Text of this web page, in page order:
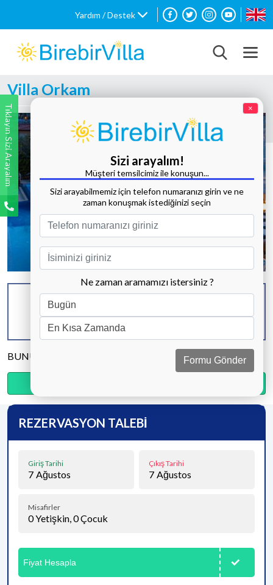
Yardım / Destek
Villa Orkam
Tüm Fotoğrafları Göster
KAPASİTE
12 KİŞİ
BANYO & WC
6 ADET
YATAK ODASI
BUNU PAYLAŞ
REZERVASYON TALEBİ
Giriş Tarihi
7 Ağustos
Çıkış Tarihi
7 Ağustos
Misafirler
0Yetişkin,0Çocuk
Fiyat Hesapla
Tıklayın Sizi Arayalım ×
Sizi arayalım!
Müşteri temsilcimiz ile konuşun...
Sizi arayabilmemiz için telefon numaranızı girin ve ne
zaman konuşmak istediğinizi seçin
Ne zaman aramamızı istersiniz ?
Formu Gönder